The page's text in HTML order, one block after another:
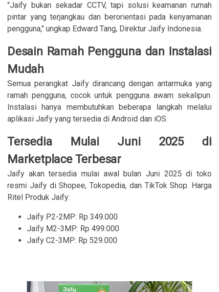
"Jaify bukan sekadar CCTV, tapi solusi keamanan rumah
pintar yang terjangkau dan berorientasi pada kenyamanan
pengguna," ungkap Edward Tang, Direktur Jaify Indonesia.
Desain Ramah Pengguna dan Instalasi
Mudah
Semua perangkat Jaify dirancang dengan antarmuka yang
ramah pengguna, cocok untuk pengguna awam sekalipun.
Instalasi hanya membutuhkan beberapa langkah melalui
aplikasi Jaify yang tersedia di Android dan iOS.
Tersedia Mulai Juni 2025 di
Marketplace Terbesar
Jaify akan tersedia mulai awal bulan Juni 2025 di toko
resmi Jaify di Shopee, Tokopedia, dan TikTok Shop. Harga
Ritel Produk Jaify:
Jaify P2-2MP: Rp 349.000
Jaify M2-3MP: Rp 499.000
Jaify C2-3MP: Rp 529.000